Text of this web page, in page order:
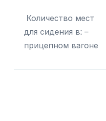
Количество мест
для сидения в: –
прицепном вагоне